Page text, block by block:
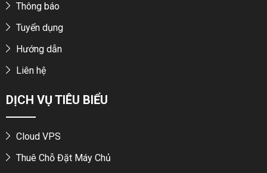
Thông báo
Tuyển dụng
Hướng dẫn
Liên hệ
DỊCH VỤ TIÊU BIỂU
Cloud VPS
Thuê Chỗ Đặt Máy Chủ